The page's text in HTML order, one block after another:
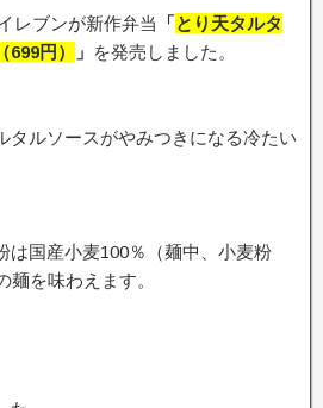
レブンが新作弁当 「とり天タルタ
（699円） 」 を発売しました。
タルソースがやみつきになる冷たい
は国産小麦100％（麺中、小麦粉
麺を味わえます。